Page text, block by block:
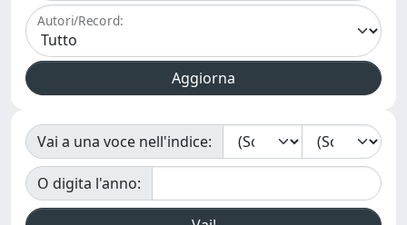
Autori/Record:
Vai a una voce nell'indice:
O digita l'anno: